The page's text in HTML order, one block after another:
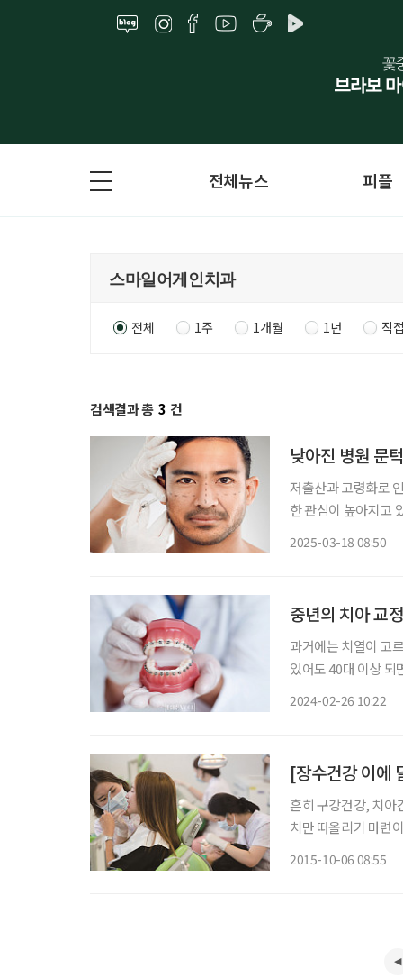
전체뉴스 피플
전체 1주 1개월 1년 직
검색결과 총 3 건
낮아진 병원 문
저출산과 고령화로
한 관심이 높아지고
2025-03-18 08:50
중년의 치아 교
과거에는 치열이 고
있어도 40대 이상 되
2024-02-26 10:22
[장수건강 이에
흔히 구강건강, 치아
치만 떠올리기 마련
2015-10-06 08:55